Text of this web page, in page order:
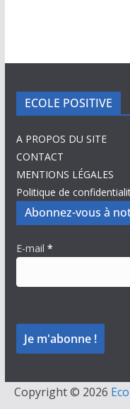
ECOLE POSITIVE
A PROPOS DU SITE
CONTACT
MENTIONS LÉGALES
Politique de
Abonnez-vous à
E-mail *
Copyright © 2026